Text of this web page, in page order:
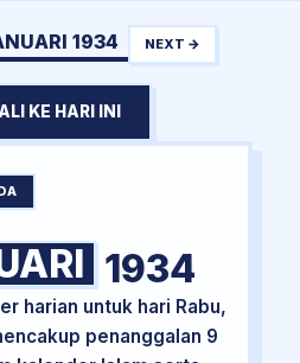
1934 NEXT →
KE HARI INI
1934
harian untuk hari Rabu,
penanggalan 9